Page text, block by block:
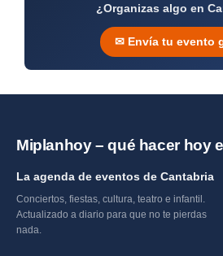
¿Organizas algo en
✉ Envía tu evento
Miplanhoy – qué hacer hoy
La agenda de eventos de Cantabria
Conciertos, fiestas, cultura, teatro e infantil.
Actualizado a diario para que no te pierdas
nada.